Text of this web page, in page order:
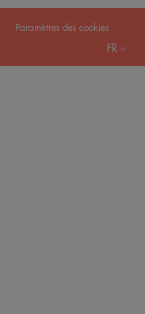
Paramètres des cookies
FR